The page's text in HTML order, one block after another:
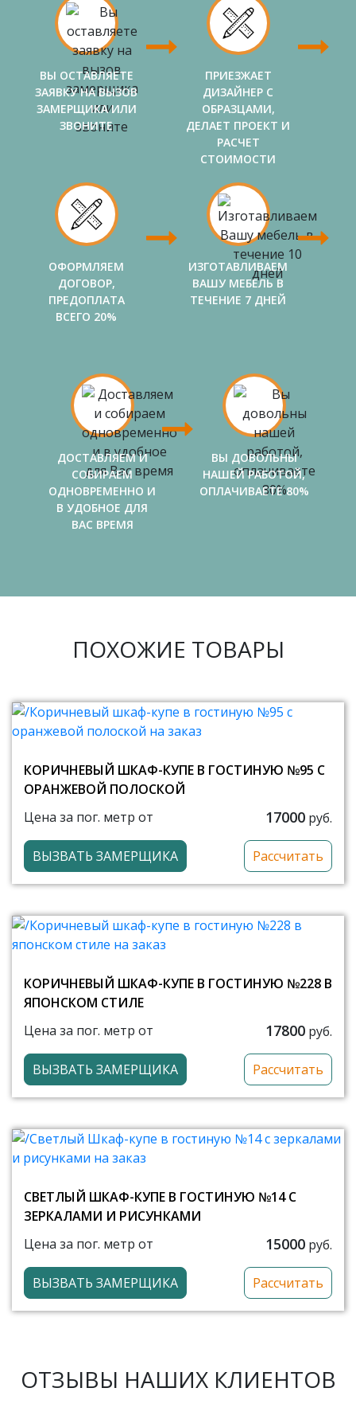
ВЫ ОСТАВЛЯЕТЕ
ЗАЯВКУ НА ВЫЗОВ
ЗАМЕРЩИКА ИЛИ
ЗВОНИТЕ
ПРИЕЗЖАЕТ
ДИЗАЙНЕР С
ОБРАЗЦАМИ,
ДЕЛАЕТ ПРОЕКТ И
РАСЧЕТ
СТОИМОСТИ
ОФОРМЛЯЕМ
ДОГОВОР,
ПРЕДОПЛАТА
ВСЕГО 20%
ИЗГОТАВЛИВАЕМ
ВАШУ МЕБЕЛЬ В
ТЕЧЕНИЕ 7 ДНЕЙ
ДОСТАВЛЯЕМ И
СОБИРАЕМ
ОДНОВРЕМЕННО И
В УДОБНОЕ ДЛЯ
ВАС ВРЕМЯ
ВЫ ДОВОЛЬНЫ
НАШЕЙ РАБОТОЙ,
ОПЛАЧИВАЕТЕ 80%
ПОХОЖИЕ ТОВАРЫ
КОРИЧНЕВЫЙ ШКАФ-КУПЕ В ГОСТИНУЮ №95 С
ОРАНЖЕВОЙ ПОЛОСКОЙ
Цена за пог. метр от
17000 руб.
ВЫЗВАТЬ ЗАМЕРЩИКА Рассчитать
КОРИЧНЕВЫЙ ШКАФ-КУПЕ В ГОСТИНУЮ №228 В
ЯПОНСКОМ СТИЛЕ
Цена за пог. метр от
17800 руб.
ВЫЗВАТЬ ЗАМЕРЩИКА Рассчитать
СВЕТЛЫЙ ШКАФ-КУПЕ В ГОСТИНУЮ №14 С
ЗЕРКАЛАМИ И РИСУНКАМИ
Цена за пог. метр от
15000 руб.
ВЫЗВАТЬ ЗАМЕРЩИКА Рассчитать
ОТЗЫВЫ НАШИХ КЛИЕНТОВ